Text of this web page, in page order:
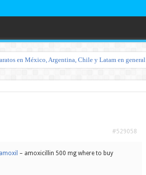
en México, Argentina, Chile y Latam en general
#529058
– amoxicillin 500 mg where to buy